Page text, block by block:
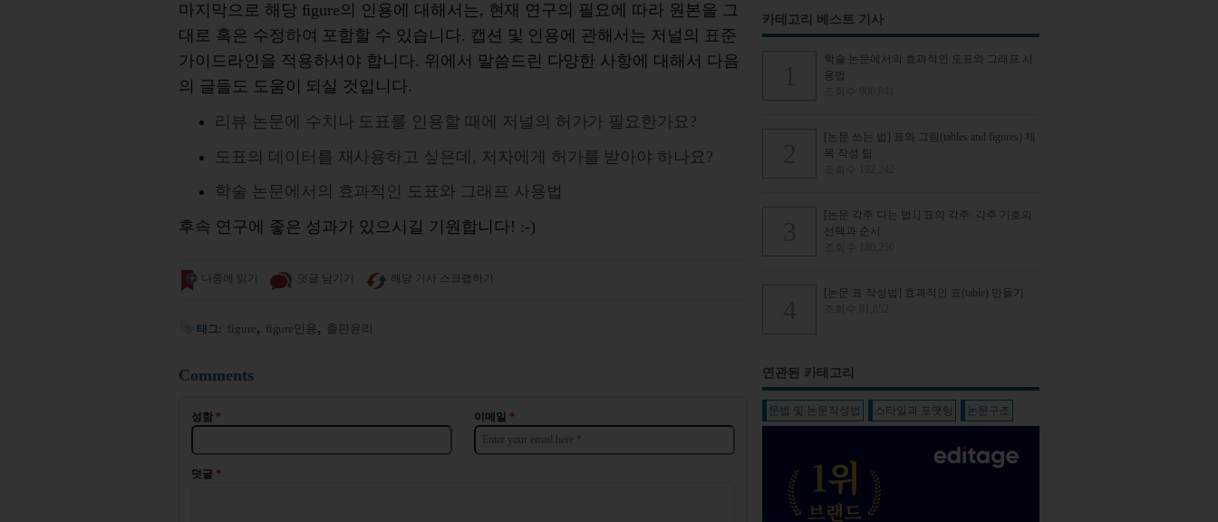
마지막으로 해당 figure의 인용에 대해서는, 현재 연구의 필요에 따라 원본을 그
대로 혹은 수정하여 포함할 수 있습니다. 캡션 및 인용에 관해서는 저널의 표준
가이드라인을 적용하셔야 합니다. 위에서 말씀드린 다양한 사항에 대해서 다음
의 글들도 도움이 되실 것입니다.
리뷰 논문에 수치나 도표를 인용할 때에 저널의 허가가 필요한가요?
도표의 데이터를 재사용하고 싶은데, 저자에게 허가를 받아야 하나요?
학술 논문에서의 효과적인 도표와 그래프 사용법
후속 연구에 좋은 성과가 있으시길 기원합니다! :-)
나중에 읽기 덧글 남기기 해당 기사 스크랩하기
태그: figure figure인용 출판윤리
Comments
성함 * 이메일 *
덧글 *
카테고리 베스트 기사
학술 논문에서의 효과적인 도표와 그래프 사
용법
[논문 쓰는 법] 표와 그림(tables and figures) 제
목 작성 팁
[논문 각주 다는 법1] 표의 각주: 각주 기호의
선택과 순서
[논문 표 작성법] 효과적인 표(table) 만들기
연관된 카테고리
문법 및 논문작성법 스타일과 포맷팅 논문구조